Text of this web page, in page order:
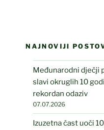
NAJNOVIJI
Međunarodni dječji
slavi okruglih 10
rekordan odaziv
07.07.2026
Izuzetna čast uoči